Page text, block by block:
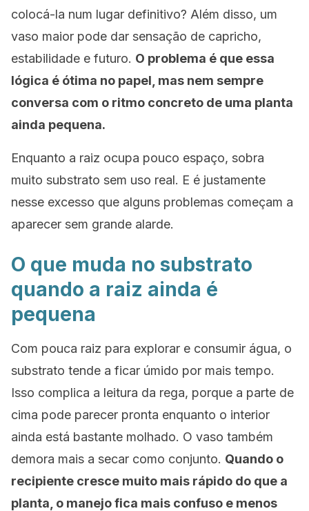
colocá-la num lugar definitivo? Além disso, um
vaso maior pode dar sensação de capricho,
estabilidade e futuro. O problema é que essa
lógica é ótima no papel, mas nem sempre
conversa com o ritmo concreto de uma planta
ainda pequena.
Enquanto a raiz ocupa pouco espaço, sobra
muito substrato sem uso real. E é justamente
nesse excesso que alguns problemas começam a
aparecer sem grande alarde.
O que muda no substrato
quando a raiz ainda é
pequena
Com pouca raiz para explorar e consumir água, o
substrato tende a ficar úmido por mais tempo.
Isso complica a leitura da rega, porque a parte de
cima pode parecer pronta enquanto o interior
ainda está bastante molhado. O vaso também
demora mais a secar como conjunto. Quando o
recipiente cresce muito mais rápido do que a
planta, o manejo fica mais confuso e menos